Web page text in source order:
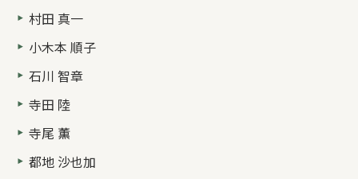
村田 真一
小木本 順子
石川 智章
寺田 陸
寺尾 薫
都地 沙也加